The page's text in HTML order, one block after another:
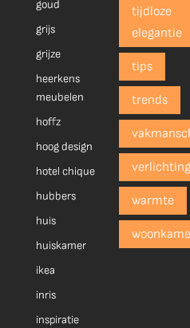
goud
grijs
grijze
heerkens
meubelen
hoffz
hoog design
hotel chique
hubbers
huis
huiskamer
ikea
inris
inspiratie
tijdloze
elegantie
tips
trends
warmte